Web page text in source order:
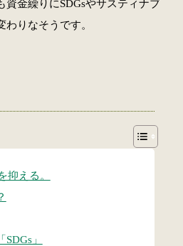
資金繰りにSDGsやサスティナブ
りなそうです。
抑える。
」